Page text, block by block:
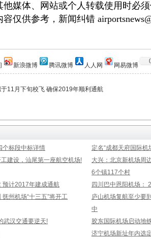
他媒体、网站或个人转载使用时必
仅供参考，新闻纠错
新浪微博 腾讯微博 人人网 网易微博
11月下旬校飞 确保2019年顺利通航
个标段中标详情
定名“成都天府国际
建设，汕尾第一座航空机场!
大兴：北京新机场周
6个镇117个村
预计2017年建成通航
四川巴中恩阳机场：
州机场“十三五”将开工
庐山机场复航至少要
中
汉交通要逆天!
胶东国际机场启动地
济宁机场新址年内选